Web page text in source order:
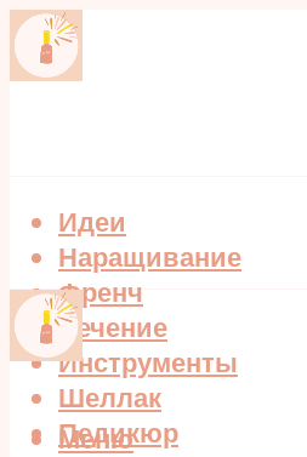
Идеи
Наращивание
Френч
Лечение
Инструменты
Шеллак
Педикюр
Меню